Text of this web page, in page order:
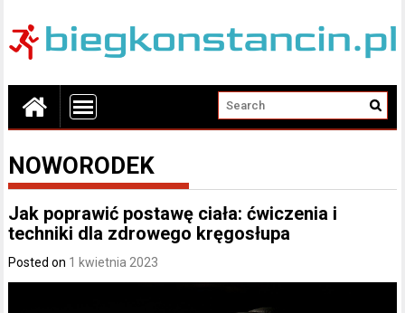
NOWORODEK
Jak poprawić postawę ciała: ćwiczenia i
techniki dla zdrowego kręgosłupa
Posted on 1 kwietnia 2023